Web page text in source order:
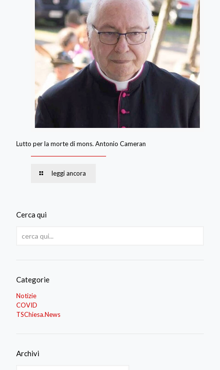
Lutto per la morte di mons. Antonio Cameran
leggi ancora
Cerca qui
Categorie
Notizie
COVID
TSChiesa.News
Archivi